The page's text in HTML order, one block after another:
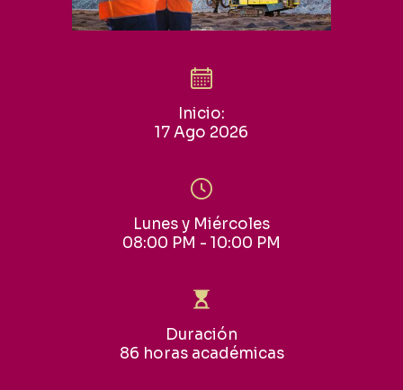
Inicio:
17 Ago 2026
Lunes y Miércoles
08:00 PM - 10:00 PM
Duración
86 horas académicas